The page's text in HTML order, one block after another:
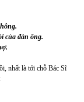
của đàn ông.
nhất là tới chỗ Bác Sĩ